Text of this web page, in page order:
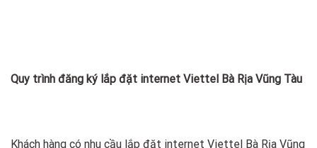
Quy trình đăng ký lắp đặt internet Viettel Bà Rịa Vũng Tàu
Khách hàng có nhu cầu lắp đặt internet Viettel Bà Rịa Vũng